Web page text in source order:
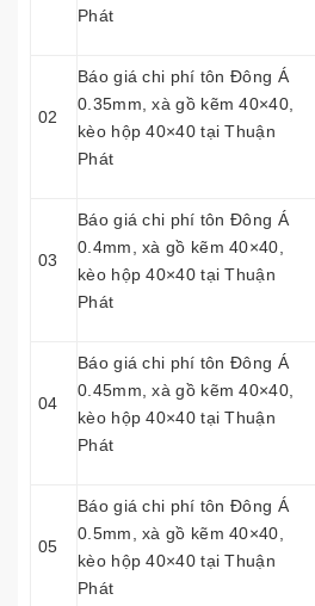
Phát
02
Báo giá chi phí tôn Đông Á
0.35mm, xà gồ kẽm 40×40,
kèo hộp 40×40 tại Thuận
Phát
03
Báo giá chi phí tôn Đông Á
0.4mm, xà gồ kẽm 40×40,
kèo hộp 40×40 tại Thuận
Phát
04
Báo giá chi phí tôn Đông Á
0.45mm, xà gồ kẽm 40×40,
kèo hộp 40×40 tại Thuận
Phát
05
Báo giá chi phí tôn Đông Á
0.5mm, xà gồ kẽm 40×40,
kèo hộp 40×40 tại Thuận
Phát